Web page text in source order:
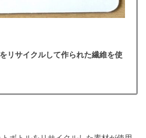
リサイクルして作られた繊維を使